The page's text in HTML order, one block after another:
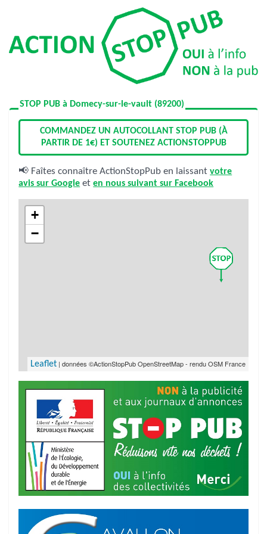
STOP PUB à Domecy-sur-le-vault (89200)
COMMANDEZ UN AUTOCOLLANT STOP PUB (À
PARTIR DE 1€) ET SOUTENEZ ACTIONSTOPPUB
📢 Faîtes connaître ActionStopPub en laissantvotre
avis sur Google eten nous suivant sur Facebook
+
−
Leaflet| données ©ActionStopPub OpenStreetMap - rendu OSM France